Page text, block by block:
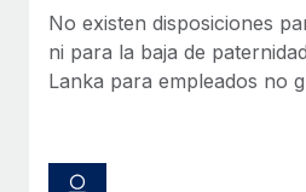
No existen disposiciones
ni para la baja de
Lanka para empleados no